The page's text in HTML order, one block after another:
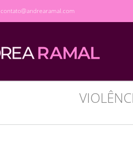
contato@andrearamal.com